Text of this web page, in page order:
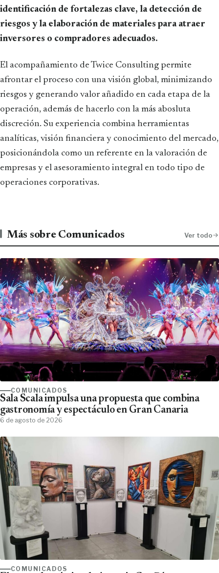
identificación de fortalezas clave, la detección de
riesgos y la elaboración de materiales para atraer
inversores o compradores adecuados.
El acompañamiento de Twice Consulting permite
afrontar el proceso con una visión global, minimizando
riesgos y generando valor añadido en cada etapa de la
operación, además de hacerlo con la más abosluta
discreción. Su experiencia combina herramientas
analíticas, visión financiera y conocimiento del mercado,
posicionándola como un referente en la valoración de
empresas y el asesoramiento integral en todo tipo de
operaciones corporativas.
Más sobre Comunicados Ver todo
COMUNICADOS
Sala Scala impulsa una propuesta que combina
gastronomía y espectáculo en Gran Canaria
6 de agosto de 2026
COMUNICADOS